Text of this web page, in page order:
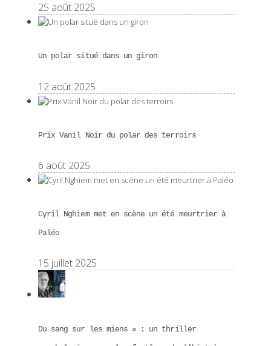
25 août 2025
Un polar situé dans un giron
12 août 2025
Prix Vanil Noir du polar des terroirs
6 août 2025
Cyril Nghiem met en scène un été meurtrier à
Paléo
15 juillet 2025
Du sang sur les miens » : un thriller